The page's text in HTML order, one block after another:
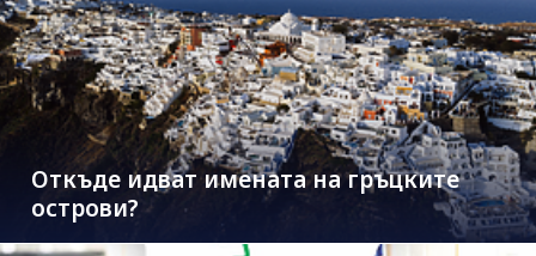
Откъде идват имената на гръцките
острови?